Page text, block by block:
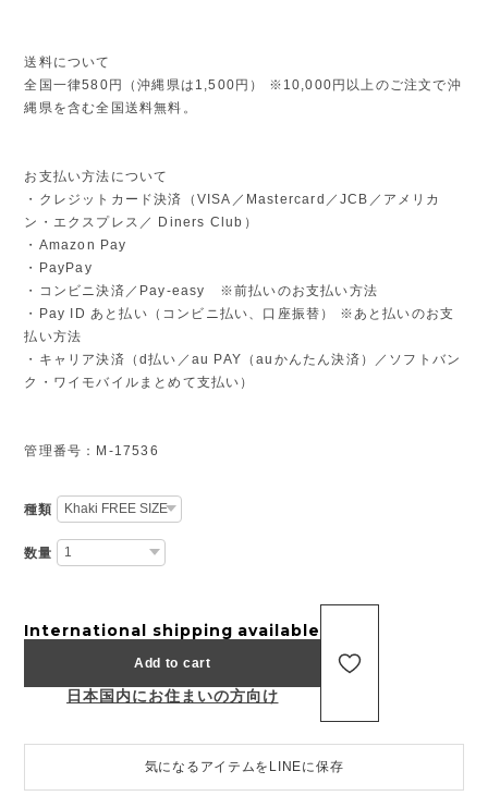
送料について
全国一律580円（沖縄県は1,500円） ※10,000円以上のご注文で沖
縄県を含む全国送料無料。
お支払い方法について
・クレジットカード決済（VISA／Mastercard／JCB／アメリカ
ン・エクスプレス／ Diners Club）
・Amazon Pay
・PayPay
・コンビニ決済／Pay-easy ※前払いのお支払い方法
・Pay ID あと払い（コンビニ払い、口座振替） ※あと払いのお支
払い方法
・キャリア決済（d払い／au PAY（auかんたん決済）／ソフトバン
ク・ワイモバイルまとめて支払い）
管理番号：M-17536
種類
数量
International shipping available
Add to cart
日本国内にお住まいの方向け
気になるアイテムをLINEに保存